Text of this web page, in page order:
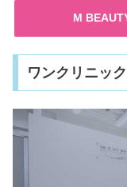
M
ワンクリニッ